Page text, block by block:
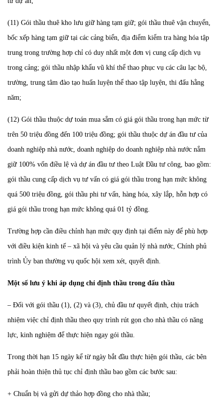
(11) Gói thầu thuê kho lưu giữ hàng tạm giữ; gói thầu thuê vận chuyển,
bốc xếp hàng tạm giữ tại các cảng biển, địa điểm kiểm tra hàng hóa tập
trung trong trường hợp chỉ có duy nhất một đơn vị cung cấp dịch vụ
trong cảng; gói thầu nhập khẩu vũ khí thể thao phục vụ các câu lạc bộ,
trường, trung tâm đào tạo huấn luyện thể thao tập luyện, thi đấu hằng
năm;
(12) Gói thầu thuộc dự toán mua sắm có giá gói thầu trong hạn mức từ
trên 50 triệu đồng đến 100 triệu đồng; gói thầu thuộc dự án đầu tư của
doanh nghiệp nhà nước, doanh nghiệp do doanh nghiệp nhà nước nắm
giữ 100% vốn điều lệ và dự án đầu tư theo Luật Đầu tư công, bao gồm:
gói thầu cung cấp dịch vụ tư vấn có giá gói thầu trong hạn mức không
quá 500 triệu đồng, gói thầu phi tư vấn, hàng hóa, xây lắp, hỗn hợp có
giá gói thầu trong hạn mức không quá 01 tỷ đồng.
Trường hợp cần điều chỉnh hạn mức quy định tại điểm này để phù hợp
với điều kiện kinh tế – xã hội và yêu cầu quản lý nhà nước, Chính phủ
trình Ủy ban thường vụ quốc hội xem xét, quyết định.
Một số lưu ý khi áp dụng chỉ định thầu trong đấu thầu
– Đối với gói thầu (1), (2) và (3), chủ đầu tư quyết định, chịu trách
nhiệm việc chỉ định thầu theo quy trình rút gọn cho nhà thầu có năng
lực, kinh nghiệm để thực hiện ngay gói thầu.
Trong thời hạn 15 ngày kể từ ngày bắt đầu thực hiện gói thầu, các bên
phải hoàn thiện thủ tục chỉ định thầu bao gồm các bước sau:
+ Chuẩn bị và gửi dự thảo hợp đồng cho nhà thầu;